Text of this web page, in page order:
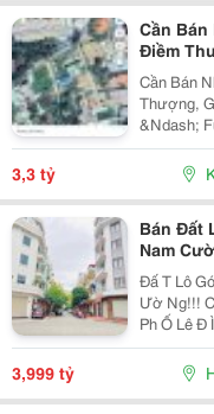
Cần Bán
Điềm
Cần Bán
Thượng, Giá Cực
&Ndash;
&Ndash; Gần 23/10 Vị Trí:
3,3 tỷ
Bán Đất
Nam
3.X Tỷ
Đấ T Lô
Ườ Ng!!! Chính Ch Ủ C Ầ N Bán Lô Đấ T Góc 2 M Ặ T
Ph Ố Lê Đ
Ả I D Ươ Ng - Di Ệ N Tích 57.25M2, H Ướ Ng
3,999 tỷ